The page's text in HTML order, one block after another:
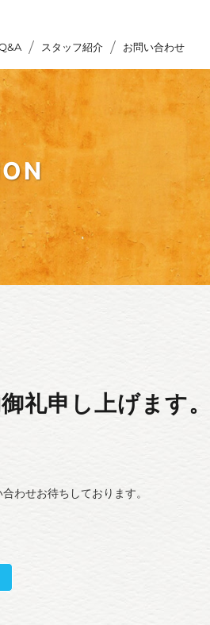
スタッフ紹介 お問い合わせ
礼申し上げます。
わせお待ちしております。